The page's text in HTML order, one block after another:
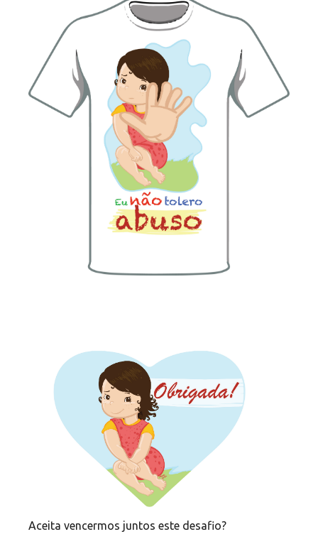
Aceita vencermos juntos este desafio?